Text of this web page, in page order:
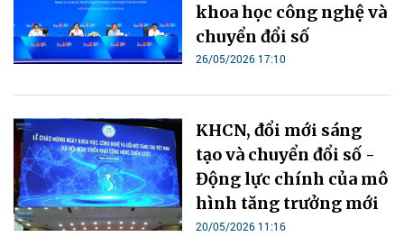
khoa học công nghệ và
chuyển đổi số
26/05/2026 17:10
KHCN, đổi mới sáng
tạo và chuyển đổi số -
Động lực chính của mô
hình tăng trưởng mới
20/05/2026 11:16